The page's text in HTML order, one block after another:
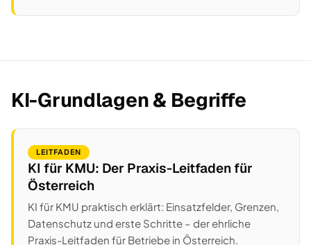
KI-Grundlagen & Begriffe
LEITFADEN
KI für KMU: Der Praxis-Leitfaden für
Österreich
KI für KMU praktisch erklärt: Einsatzfelder, Grenzen,
Datenschutz und erste Schritte – der ehrliche
Praxis-Leitfaden für Betriebe in Österreich.